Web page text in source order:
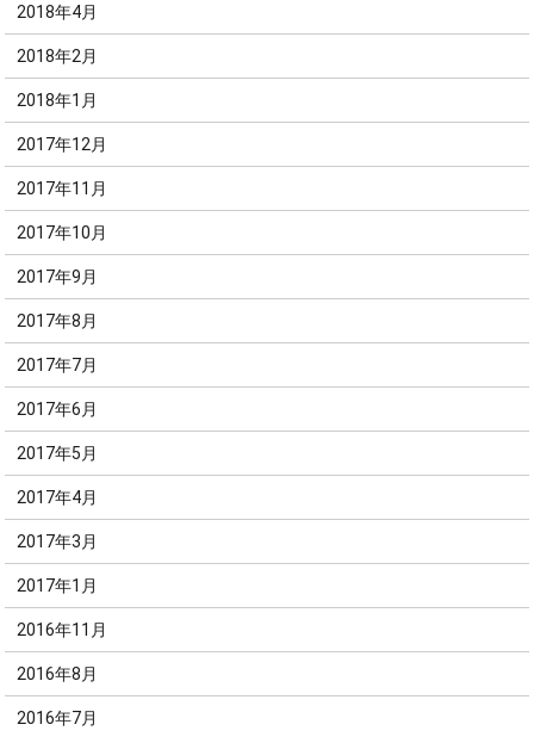
2018年4月
2018年2月
2018年1月
2017年12月
2017年11月
2017年10月
2017年9月
2017年8月
2017年7月
2017年6月
2017年5月
2017年4月
2017年3月
2017年1月
2016年11月
2016年8月
2016年7月